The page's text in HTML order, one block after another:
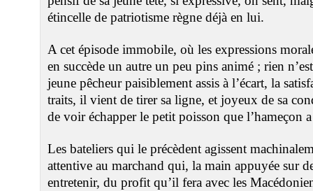
étincelle de patriotisme règne déjà en lui.
A cet épisode immobile, où les expressions
en succède un autre un peu pins animé ; rien
jeune pêcheur paisiblement assis à l’écart, la
traits, il vient de tirer sa ligne, et joyeux de sa
de voir échapper le petit poisson que l’hameçon
Les bateliers qui le précèdent agissent
attentive au marchand qui, la main appuyée sur
entretenir, du profit qu’il fera avec les